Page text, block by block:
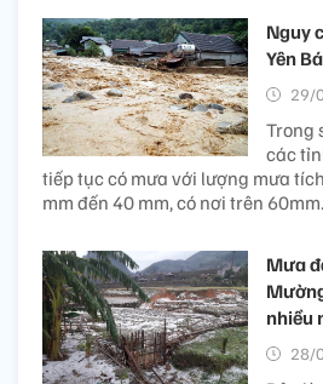
Nguy
Yên
29/
Trong
các
tiếp tục có mưa với lượng mưa
mm đến 40 mm, có nơi trên 60mm.
Mưa
nhiều
28/